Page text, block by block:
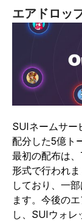
エアドロッ
SUIネームサー
配分した5億ト
最初の配布は
形式で行われ
しており、一
ます。今後の
し、SUIウォレ